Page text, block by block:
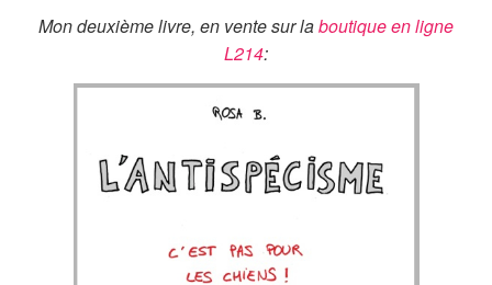
Mon deuxième livre, en vente sur laboutique en ligne
L214: